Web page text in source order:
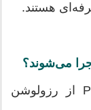
هستند.
بله، بازی‌های بهبودیافته برای PS5 Pro از رزولوشن